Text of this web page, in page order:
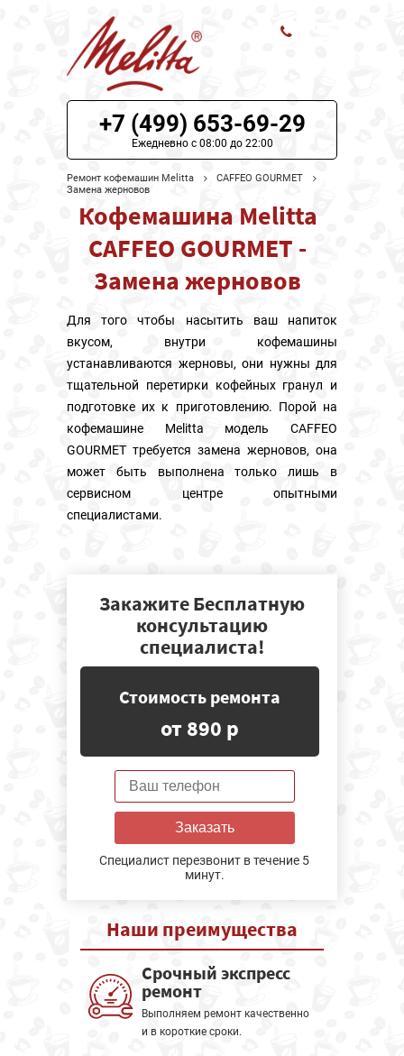
ЦЕНЫ НА РЕМОНТ
О СЕРВИСЕ
МОДЕЛИ MELITTA
НАШИ КОНТАКТЫ
+7 (499) 653-69-29
Ежедневно с 08:00 до 22:00
Ремонт кофемашин Melitta
CAFFEO GOURMET
Замена жерновов
Кофемашина Melitta
CAFFEO GOURMET -
Замена жерновов
Для того чтобы насытить ваш напиток
вкусом, внутри кофемашины
устанавливаются жерновы, они нужны для
тщательной перетирки кофейных гранул и
подготовке их к приготовлению. Порой на
кофемашине Melitta модель CAFFEO
GOURMET требуется замена жерновов, она
может быть выполнена только лишь в
сервисном центре опытными
специалистами.
Закажите Бесплатную
консультацию
специалиста!
Стоимость ремонта
от 890 р
Заказать
Специалист перезвонит в течение 5
минут.
Наши преимущества
Срочный экспресс
ремонт
Выполняем ремонт качественно
и в короткие сроки.